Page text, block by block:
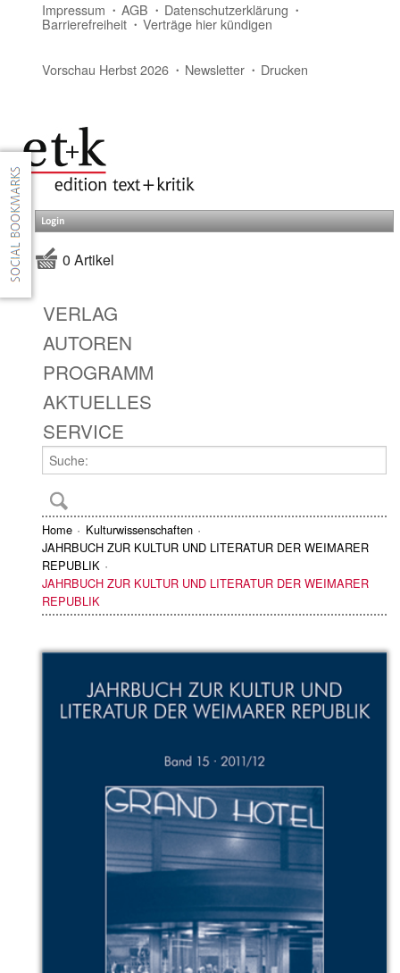
Impressum AGB Datenschutzerklärung
Barrierefreiheit Verträge hier kündigen
Vorschau Herbst 2026 Newsletter Drucken
Login
0 Artikel
VERLAG
AUTOREN
PROGRAMM
AKTUELLES
SERVICE
Home
Kulturwissenschaften
JAHRBUCH ZUR KULTUR UND LITERATUR DER WEIMARER
REPUBLIK
JAHRBUCH ZUR KULTUR UND LITERATUR DER WEIMARER
REPUBLIK